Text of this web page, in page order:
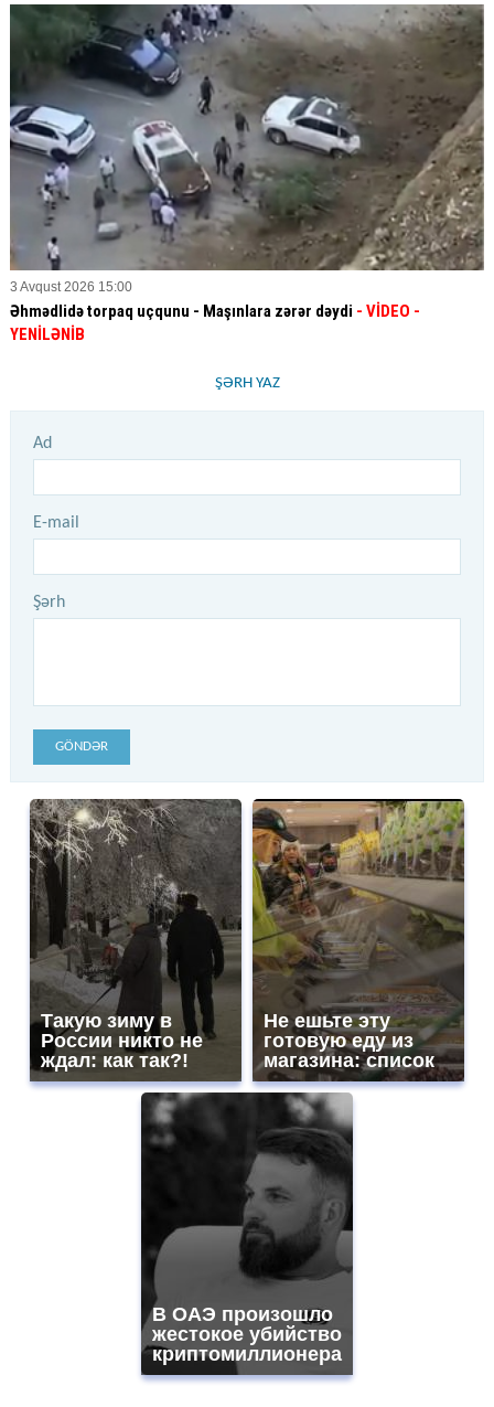
3 Avqust 2026 15:00
Əhmədlidə torpaq uçqunu - Maşınlara zərər dəydi - VİDEO -
YENİLƏNİB
ŞƏRH YAZ
Ad
E-mail
Şərh
GÖNDƏR
Такую зиму в
России никто не
ждал: как так?!
Не ешьте эту
готовую еду из
магазина: список
В ОАЭ произошло
жестокое убийство
криптомиллионера